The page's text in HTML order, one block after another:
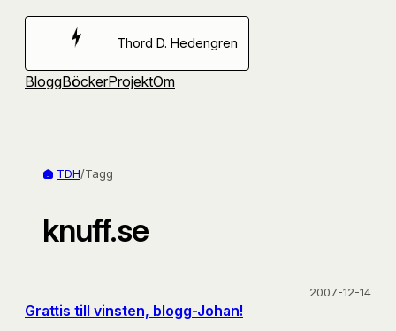
Hoppa
Thord D. Hedengren
BloggBöckerProjektOm
TDH/Tagg
knuff.se
Grattis till vinsten, blogg-Johan!
2007-12-14